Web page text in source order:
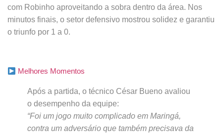
com Robinho aproveitando a sobra dentro da área. Nos
minutos finais, o setor defensivo mostrou solidez e garantiu
o triunfo por 1 a 0.
Melhores Momentos
Após a partida, o técnico César Bueno avaliou
o desempenho da equipe:
“Foi um jogo muito complicado em Maringá,
contra um adversário que também precisava da